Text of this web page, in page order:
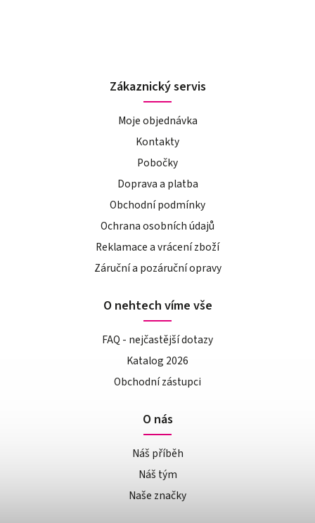
Zákaznický servis
Moje objednávka
Kontakty
Pobočky
Doprava a platba
Obchodní podmínky
Ochrana osobních údajů
Reklamace a vrácení zboží
Záruční a pozáruční opravy
O nehtech víme vše
FAQ - nejčastější dotazy
Katalog 2026
Obchodní zástupci
O nás
Náš příběh
Náš tým
Naše značky